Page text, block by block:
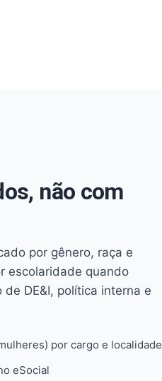
não com
por gênero, raça e
escolaridade quando
DE&I, política interna e
por cargo e localidade
eSocial